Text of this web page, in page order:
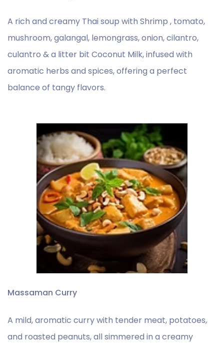
A rich and creamy Thai soup with Shrimp , tomato,
mushroom, galangal, lemongrass, onion, cilantro,
culantro & a litter bit Coconut Milk, infused with
aromatic herbs and spices, offering a perfect
balance of tangy flavors.
Massaman Curry
A mild, aromatic curry with tender meat, potatoes,
and roasted peanuts, all simmered in a creamy